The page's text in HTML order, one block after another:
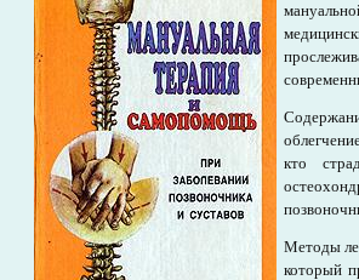
кто
Методы
который